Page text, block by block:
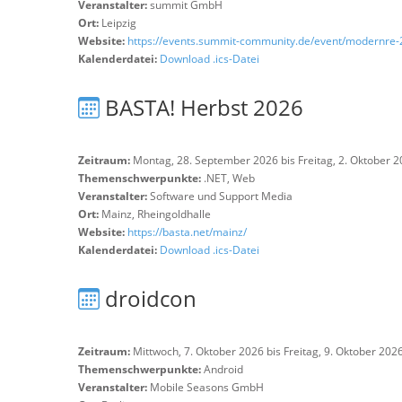
Veranstalter:summit GmbH
Ort: Leipzig
Website: https://events.summit-community.de/event/
Kalenderdatei: Download .ics-Datei
BASTA! Herbst 2026
Zeitraum: Montag, 28. September 2026 bis Freitag, 2. Oktober
Themenschwerpunkte: .NET, Web
Veranstalter:Software und Support Media
Ort: Mainz, Rheingoldhalle
Website: https://basta.net/mainz/
Kalenderdatei: Download .ics-Datei
droidcon
Zeitraum: Mittwoch, 7. Oktober 2026 bis Freitag, 9. Oktober
Themenschwerpunkte:Android
Veranstalter: Mobile Seasons GmbH